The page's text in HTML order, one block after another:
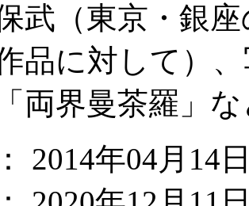
武（東京・銀
品に対して）
両界曼茶羅」
2014年04月14